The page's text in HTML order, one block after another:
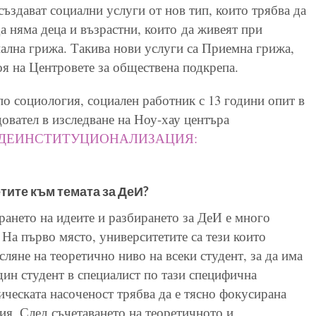
социални услуги от нов тип, които трябва да
няма деца и възрастни, които да живеят при
грижа. Такива нови услуги са Приемна грижа,
Центровете за обществена подкрепа.
социология, социален работник с 13 години опит в
в изследване на Ноу-хау центъра
към темата за ДеИ?
на идеите и разбирането за ДеИ е много
първо място, университетите са тези които
на теоретично ниво на всеки студент, за да има
студент в специалист по тази специфична
насоченост трябва да е тясно фокусирана
След съчетаването на теоретичното и